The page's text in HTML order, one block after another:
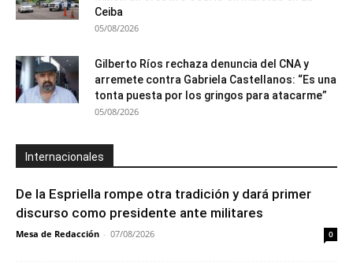
Ceiba
05/08/2026
Gilberto Ríos rechaza denuncia del CNA y
arremete contra Gabriela Castellanos: “Es una
tonta puesta por los gringos para atacarme”
05/08/2026
Internacionales
De la Espriella rompe otra tradición y dará primer
discurso como presidente ante militares
Mesa de Redacción - 07/08/2026 0